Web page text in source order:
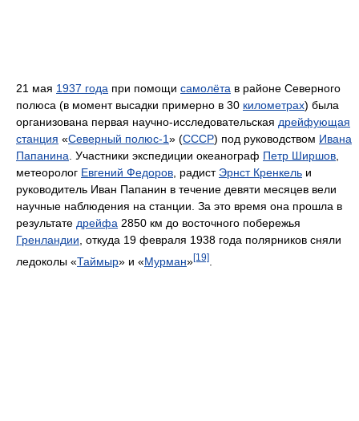
21 мая 1937 года при помощи самолёта в районе Северного
полюса (в момент высадки примерно в 30 километрах) была
организована первая научно-исследовательская дрейфующая
станция «Северный полюс-1» (СССР) под руководством Ивана
Папанина. Участники экспедиции океанограф Петр Ширшов,
метеоролог Евгений Федоров, радист Эрнст Кренкель и
руководитель Иван Папанин в течение девяти месяцев вели
научные наблюдения на станции. За это время она прошла в
результате дрейфа 2850 км до восточного побережья
Гренландии, откуда 19 февраля 1938 года полярников сняли
ледоколы «Таймыр» и «Мурман»[19]